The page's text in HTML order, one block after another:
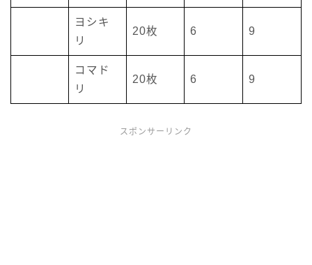
ヨシキ
リ
20枚 6 9
コマド
リ
20枚 6 9
スポンサーリンク